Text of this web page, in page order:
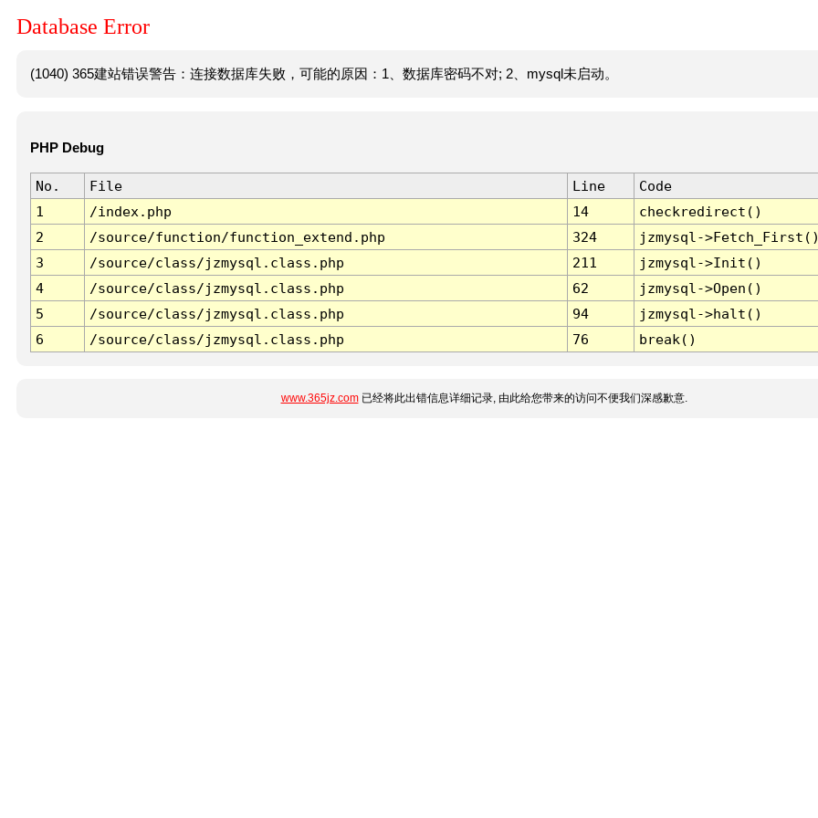
Database Error
(1040) 365建站错误警告：连接数据库失败，可能的原因：1、数据库密码不对; 2、mysql未启动。
PHP Debug
No. File Line
Code
1
/index.php 14
checkredirect()
2
/source/function/function_extend.php 324
jzmysql-
3
/source/class/jzmysql.class.php 211
jzmysql->Init()
4
/source/class/jzmysql.class.php 62
jzmysql->Open()
5
/source/class/jzmysql.class.php 94
jzmysql->halt()
6
/source/class/jzmysql.class.php 76 break()
www.365jz.com已经将此出错信息详细记录, 由此给您带来的访问不便我们深感歉意.